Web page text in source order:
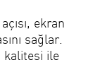
ekran
sağlar.
kalitesi ile